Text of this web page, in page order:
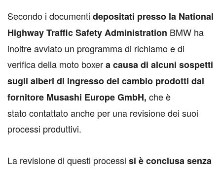
Secondo i documenti depositati presso la National
Highway Traffic Safety Administration BMW ha
inoltre avviato un programma di richiamo e di
verifica della moto boxera causa di alcuni sospetti
sugli alberi di ingresso del cambio prodotti dal
fornitore Musashi Europe GmbH, che è
stato contattato anche per una revisione dei suoi
processi produttivi.
La revisione di questi processi si è conclusa senza